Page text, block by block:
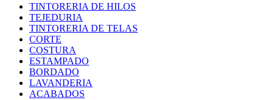
TINTORERIA DE HILOS
TEJEDURIA
TINTORERIA DE TELAS
CORTE
COSTURA
ESTAMPADO
BORDADO
LAVANDERIA
ACABADOS